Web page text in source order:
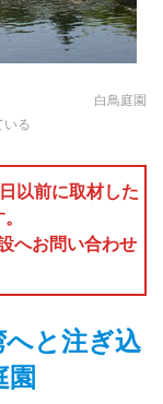
白鳥庭園
いる
以前に取材した
へお問い合わせ
と注ぎ込
園